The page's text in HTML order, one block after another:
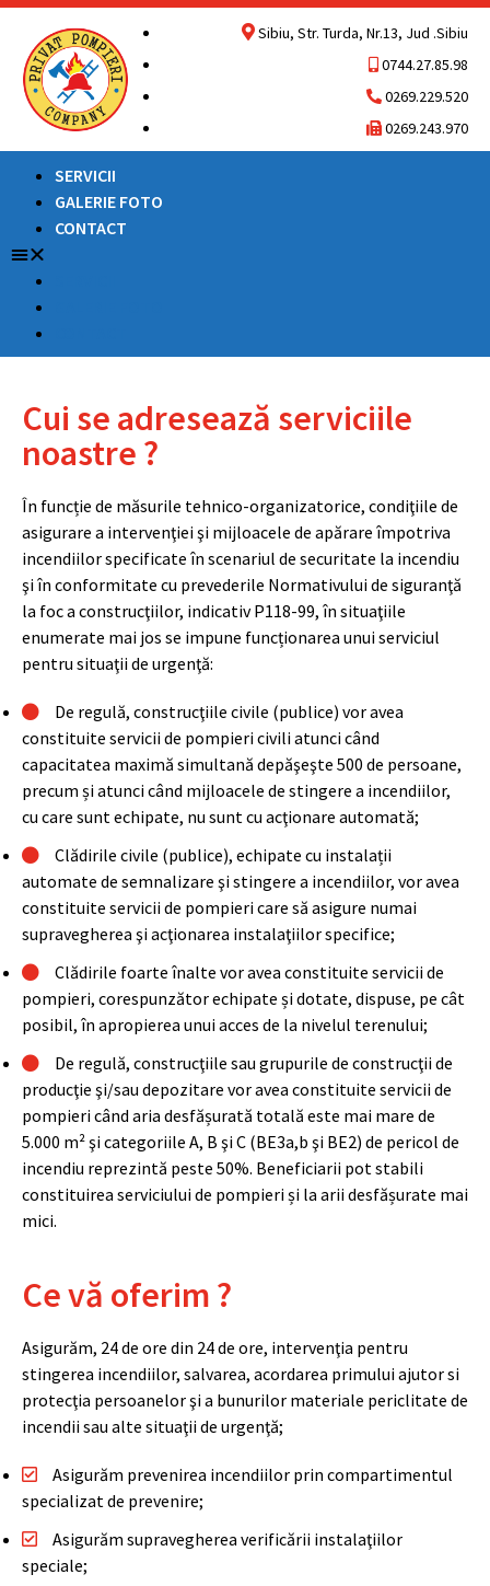
Sibiu, Str. Turda, Nr.13, Jud .Sibiu
0744.27.85.98
0269.229.520
0269.243.970
SERVICII
GALERIE FOTO
CONTACT
Cui se adresează serviciile
noastre ?
În funcție de măsurile tehnico-organizatorice, condiţiile de
asigurare a intervenţiei şi mijloacele de apărare împotriva
incendiilor specificate în scenariul de securitate la incendiu
şi în conformitate cu prevederile Normativului de siguranţă
la foc a construcţiilor, indicativ P118-99, în situaţiile
enumerate mai jos se impune funcționarea unui serviciul
pentru situaţii de urgenţă:
De regulă, construcţiile civile (publice) vor avea
constituite servicii de pompieri civili atunci când
capacitatea maximă simultană depăşeşte 500 de persoane,
precum și atunci când mijloacele de stingere a incendiilor,
cu care sunt echipate, nu sunt cu acţionare automată;
Clădirile civile (publice), echipate cu instalații
automate de semnalizare şi stingere a incendiilor, vor avea
constituite servicii de pompieri care să asigure numai
supravegherea şi acţionarea instalaţiilor specifice;
Clădirile foarte înalte vor avea constituite servicii de
pompieri, corespunzător echipate și dotate, dispuse, pe cât
posibil, în apropierea unui acces de la nivelul terenului;
De regulă, construcţiile sau grupurile de construcţii de
producţie şi/sau depozitare vor avea constituite servicii de
pompieri când aria desfășurată totală este mai mare de
5.000 m² şi categoriile A, B şi C (BE3a,b şi BE2) de pericol de
incendiu reprezintă peste 50%. Beneficiarii pot stabili
constituirea serviciului de pompieri și la arii desfășurate mai
mici.
Ce vă oferim ?
Asigurăm, 24 de ore din 24 de ore, intervenţia pentru
stingerea incendiilor, salvarea, acordarea primului ajutor si
protecţia persoanelor şi a bunurilor materiale periclitate de
incendii sau alte situaţii de urgenţă;
Asigurăm prevenirea incendiilor prin compartimentul
specializat de prevenire;
Asigurăm supravegherea verificării instalaţiilor
speciale;